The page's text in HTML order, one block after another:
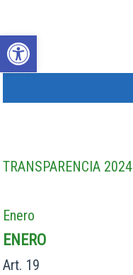
TRANSPARENCIA 2024
Enero
ENERO
Art. 19
Abrir barra de herramientas